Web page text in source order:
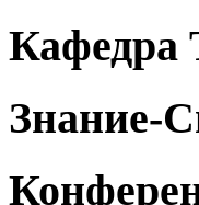
Кафедра
Знание-